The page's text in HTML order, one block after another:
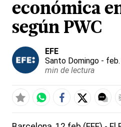
económica
según PWC
EFE
Santo Domingo - feb.
min de lectura